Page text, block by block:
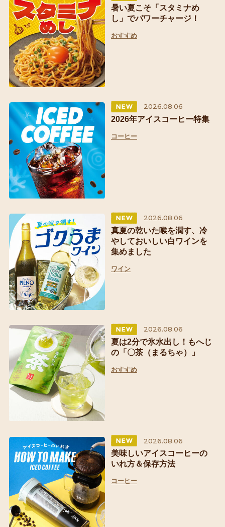
暑い夏こそ「スタミナめ
し」でパワーチャージ！
おすすめ
2026.08.06
2026年アイスコーヒー特集
コーヒー
2026.08.06
真夏の乾いた喉を潤す、冷
やしておいしい白ワインを
集めました
ワイン
2026.08.06
夏は2分で氷水出し！もへじ
の「〇茶（まるちゃ）」
おすすめ
2026.08.06
美味しいアイスコーヒーの
いれ方＆保存方法
コーヒー